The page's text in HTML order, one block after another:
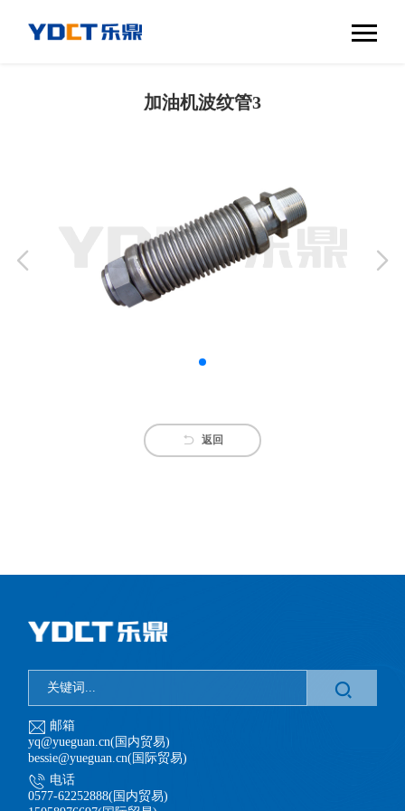
加油机波纹管3
返回
邮箱
yq@yueguan.cn(国内贸易)
bessie@yueguan.cn(国际贸易)
电话
0577-62252888(国内贸易)